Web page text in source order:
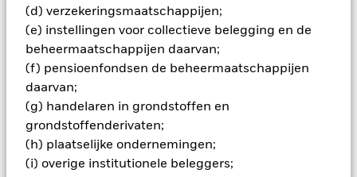
(d) verzekeringsmaatschappijen;
(e) instellingen voor collectieve belegging en de
beheermaatschappijen daarvan;
(f) pensioenfondsen de beheermaatschappijen
daarvan;
(g) handelaren in grondstoffen en
grondstoffenderivaten;
(h) plaatselijke ondernemingen;
(i) overige institutionele beleggers;
potentieel besmettingsrisico (ook bekend als spill-over) voor
andere aandelenklassen in het fonds betekenen. De
beheermaatschappij van het fonds waarborgt dat er
geschikte procedures worden gebruikt om het
besmettingsrisico voor andere aandelenklassen te
minimaliseren. Via het uitklapvakje direct onder de naam van
het fonds, kunt u een lijst van alle aandelenklassen in het
fonds bekijken – aandelenklassen met valutahedging worden
aangegeven door het woord 'Hedged' in de naam van de
aandelenklasse. Daarnaast is een volledige lijst van alle
aandelenklassen met valutahedging op aanvraag